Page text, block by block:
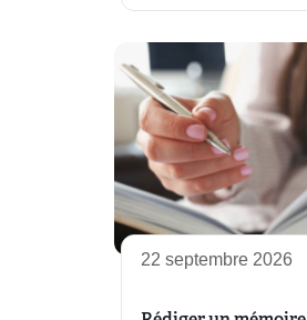
22 septembre 2026